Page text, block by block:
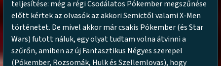
teljesítése: még a régi Csodálatos Pókember megszűnése
előtt kértek az olvasók az akkori Semictől valami X-Men
történetet. De mivel akkor már csakis Pókember (és Star
Wars) futott náluk, egy olyat tudtam volna átvinni a
szűrőn, amiben az új Fantasztikus Négyes szerepel
(Pókember, Rozsomák, Hulk és Szellemlovas), hogy